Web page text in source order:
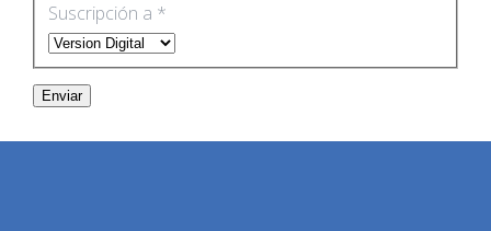
Suscripción a *
Enviar